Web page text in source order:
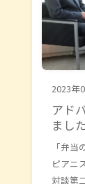
2023年
アド
まし
「弁
ピアニ
対談第